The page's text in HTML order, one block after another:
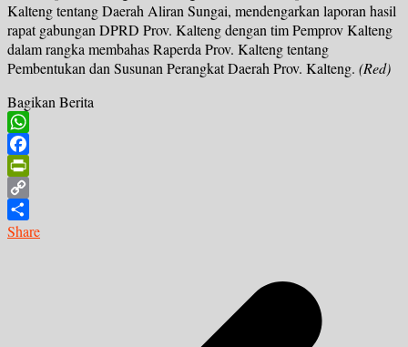
Kalteng tentang Daerah Aliran Sungai, mendengarkan laporan hasil
rapat gabungan DPRD Prov. Kalteng dengan tim Pemprov Kalteng
dalam rangka membahas Raperda Prov. Kalteng tentang
Pembentukan dan Susunan Perangkat Daerah Prov. Kalteng. (Red)
Bagikan Berita
WhatsApp
Facebook
PrintFriendly
Copy
Link
Share